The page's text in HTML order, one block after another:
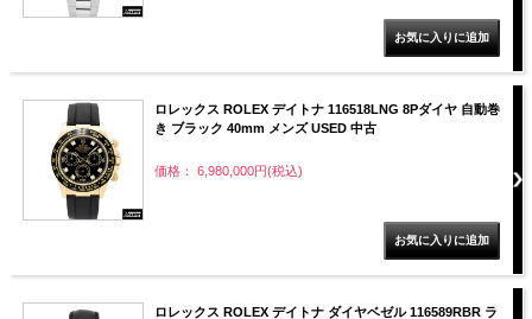
ロレックス ROLEX デイトナ 116518LNG 8Pダイヤ 自動巻
き ブラック 40mm メンズ USED 中古
価格： 6,980,000円(税込)
ロレックス ROLEX デイトナ ダイヤベゼル 116589RBR ラ